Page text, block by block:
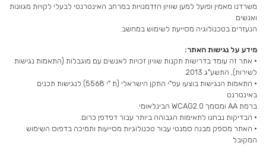
משרדנו מאמין ופועל למען שוויון הזדמנויות במרחב האינטרנטי לבעלי לקויות מגוונות
ואנשים
הנעזרים בטכנולוגיה מסייעת לשימוש במחשב.
מידע על נגישות האתר:
• אתר זה עומד בדרישות תקנות שוויון זכויות לאנשים עם מוגבלות (התאמות נגישות
לשירות), התשע"ג 2013.
• התאמות הנגישות בוצעו עפ"י התקן הישראלי (ת "י 5568) לנגישות תכנים
באינטרנט
ברמת AA ומסמך 0.WCAG2 הבינלאומי.
• הבדיקות נבחנו לתאימות הגבוהה ביותר עבור דפדפן כרום.
• האתר מספק מבנה סמנטי עבור טכנולוגיות מסייעות ותמיכה בדפוס השימוש
המקובל